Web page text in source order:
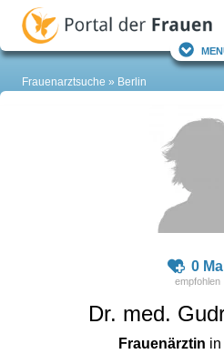
Frauenarztsuche Berlin
0 Mal
Dr. med.
Frauenärztin in